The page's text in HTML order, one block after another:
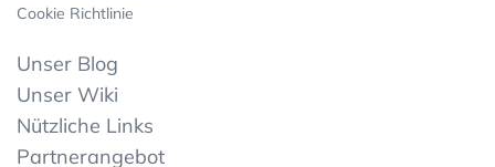
Cookie Richtlinie
Unser Blog
Unser Wiki
Nützliche Links
Partnerangebot